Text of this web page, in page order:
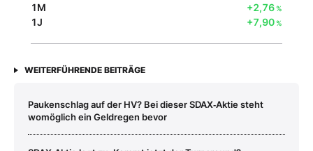
1M +2,76%
1J +7,90%
WEITERFÜHRENDE BEITRÄGE
Paukenschlag auf der HV? Bei dieser SDAX‑Aktie steht
womöglich ein Geldregen bevor